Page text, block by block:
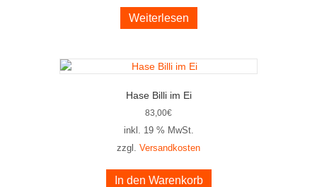
Weiterlesen
Hase Billi im Ei
83,00€
inkl. 19 % MwSt.
zzgl. Versandkosten
In den Warenkorb